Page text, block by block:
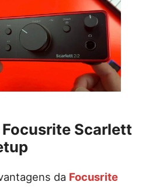
Focusrite Scarlett
da Focusrite